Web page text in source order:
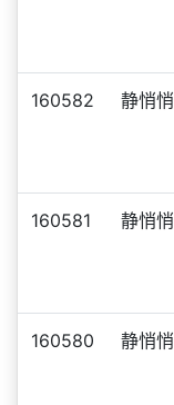
160582 静悄悄
160581 静悄悄
160580 静悄悄